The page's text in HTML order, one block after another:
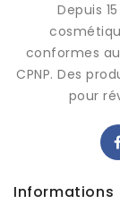
Depuis
conformes
CPNP. Des
pour
Informations